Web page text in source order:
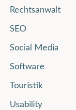
Rechtsanwalt
SEO
Social Media
Software
Touristik
Usability